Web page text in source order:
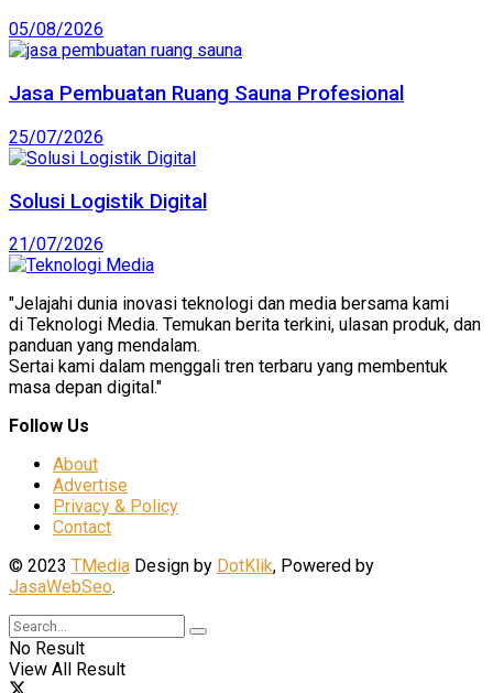
05/08/2026
Jasa Pembuatan Ruang Sauna Profesional
25/07/2026
Solusi Logistik Digital
21/07/2026
"Jelajahi dunia inovasi teknologi dan media bersama kami
di Teknologi Media. Temukan berita terkini, ulasan produk, dan
panduan yang mendalam.
Sertai kami dalam menggali tren terbaru yang membentuk
masa depan digital."
Follow Us
About
Advertise
Privacy & Policy
Contact
© 2023 TMedia Design by DotKlik, Powered by
JasaWebSeo.
No Result
View All Result